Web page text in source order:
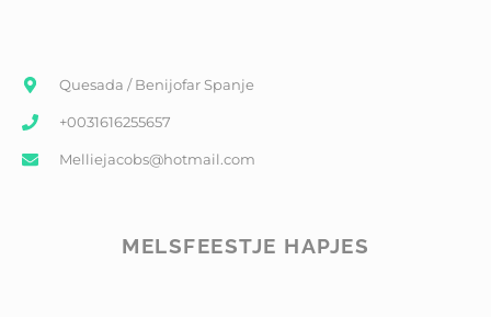
Quesada / Benijofar Spanje
+0031616255657
Melliejacobs@hotmail.com
MELSFEESTJE HAPJES